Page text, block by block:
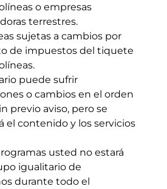
o empresas
terrestres.
sujetas a cambios por
de impuestos del tiquete
puede sufrir
o cambios en el orden
previo aviso, pero se
el contenido y los servicios
usted no estará
igualitario de
durante todo el